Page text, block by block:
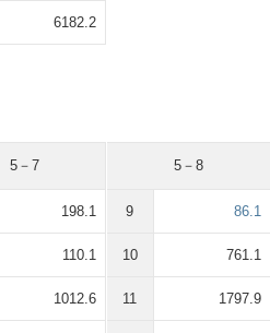
6182.2
5－7
198.1
110.1
1012.6
5－8
9 86.1
10 761.1
11 1797.9